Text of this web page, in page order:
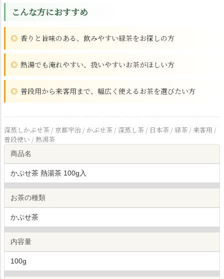
こんな方におすすめ
香りと旨味のある、飲みやすい緑茶をお探しの方
熱湯でも淹れやすい、扱いやすいお茶がほしい方
普段用から来客用まで、幅広く使えるお茶を選びたい方
深蒸しかぶせ茶 / 京都宇治 / かぶせ茶 / 深蒸し茶 / 日本茶 / 緑茶 / 来客用 /
普段使い / 熱湯茶
商品名
かぶせ茶 熱湯茶 100g入
お茶の種類
かぶせ茶
内容量
100g